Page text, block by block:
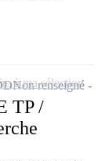
TP /
Non renseigné
à ma sélection